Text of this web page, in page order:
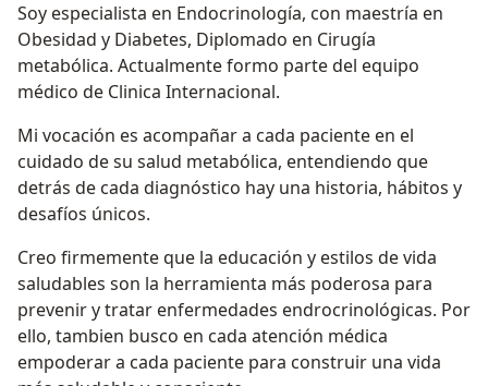
Soy especialista en Endocrinología, con maestría en
Obesidad y Diabetes, Diplomado en Cirugía
metabólica. Actualmente formo parte del equipo
médico de Clinica Internacional.
Mi vocación es acompañar a cada paciente en el
cuidado de su salud metabólica, entendiendo que
detrás de cada diagnóstico hay una historia, hábitos y
desafíos únicos.
Creo firmemente que la educación y estilos de vida
saludables son la herramienta más poderosa para
prevenir y tratar enfermedades endrocrinológicas. Por
ello, tambien busco en cada atención médica
empoderar a cada paciente para construir una vida